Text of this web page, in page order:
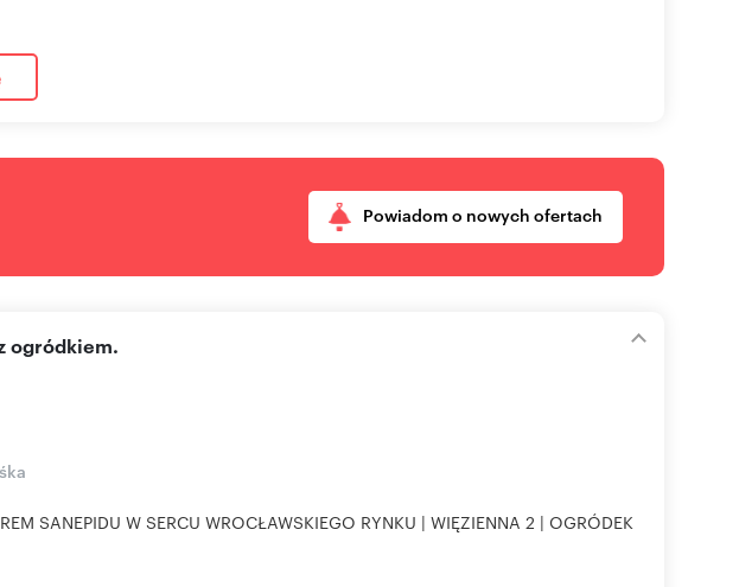
Powiadom o nowych ofertach
ogródkiem.
SANEPIDU W SERCU WROCŁAWSKIEGO RYNKU | WIĘZIENNA 2 | OGRÓDEK